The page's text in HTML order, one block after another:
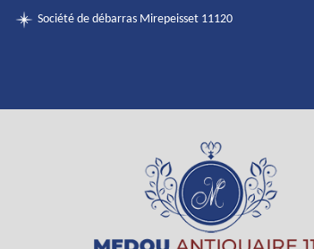
Société de débarras Mirepeisset 11120